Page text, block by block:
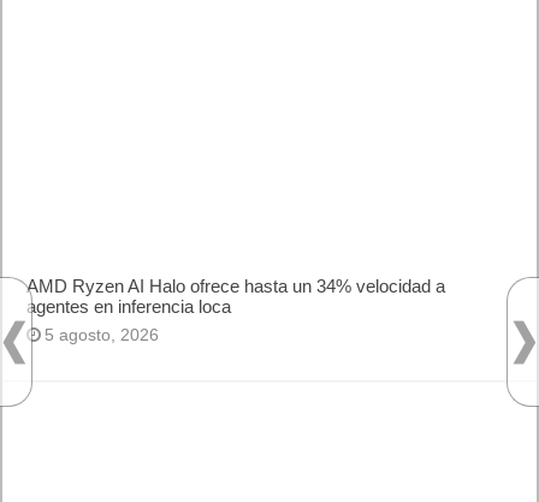
AMD Ryzen AI Halo ofrece hasta un 34% velocidad a
agentes en inferencia loca
5 agosto, 2026